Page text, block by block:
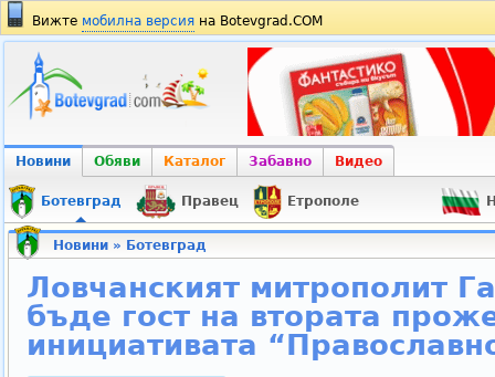
Вижте мобилна версия на Botevgrad.COM
Новини Обяви Каталог Забавно Видео
Ботевград Правец Етрополе
Новини» Ботевград
Ловчанският митрополит
бъде гост на втората
инициативата